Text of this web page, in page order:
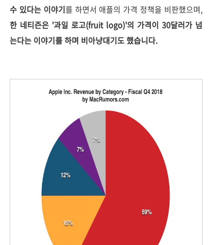
수 있다는 이야기를 하면서 애플의 가격 정책을 비판했으며,
한 네티즌은 '과일 로고(fruit logo)'의 가격이 30달러가 넘
는다는 이야기를 하며 비아냥대기도 했습니다.